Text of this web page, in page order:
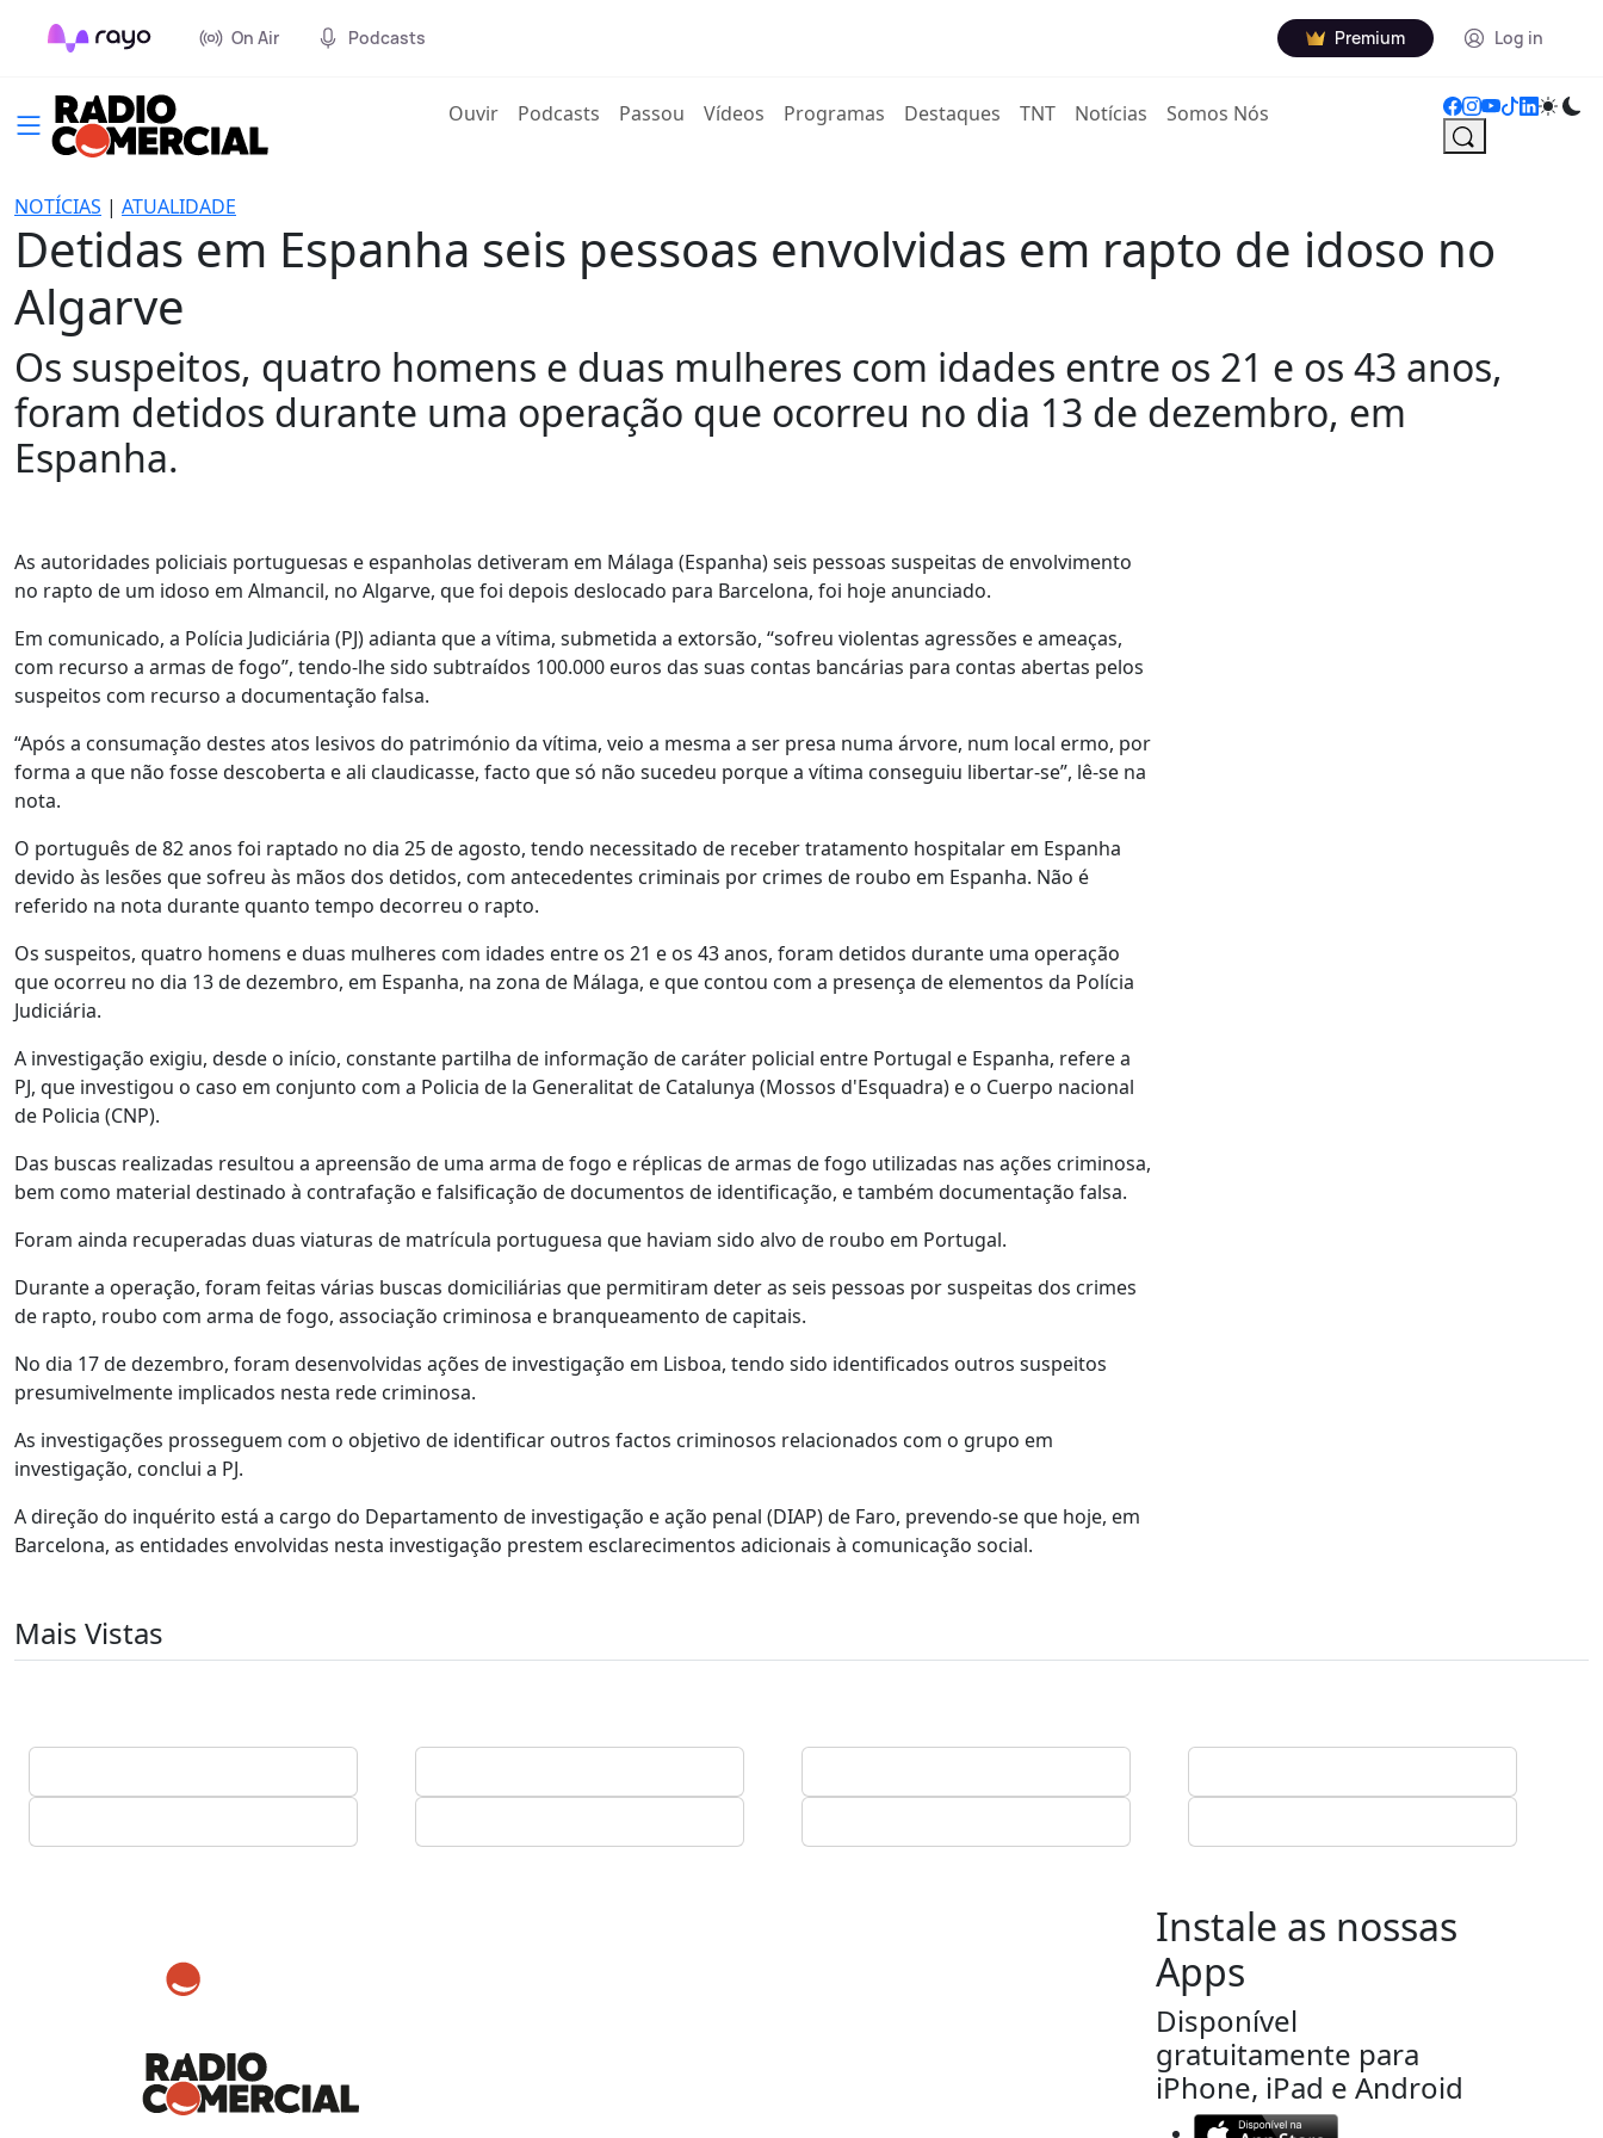
On Air Podcasts Premium Log in
Ouvir(current)
Podcasts Passou Vídeos Programas Destaques TNT Notícias Somos Nós
NOTÍCIAS | ATUALIDADE
Detidas em Espanha seis pessoas envolvidas em rapto de idoso no
Algarve
Os suspeitos, quatro homens e duas mulheres com idades entre os 21 e os 43 anos,
foram detidos durante uma operação que ocorreu no dia 13 de dezembro, em
Espanha.
As autoridades policiais portuguesas e espanholas detiveram em Málaga (Espanha) seis pessoas suspeitas de envolvimento
no rapto de um idoso em Almancil, no Algarve, que foi depois deslocado para Barcelona, foi hoje anunciado.
Em comunicado, a Polícia Judiciária (PJ) adianta que a vítima, submetida a extorsão, “sofreu violentas agressões e ameaças,
com recurso a armas de fogo”, tendo-lhe sido subtraídos 100.000 euros das suas contas bancárias para contas abertas pelos
suspeitos com recurso a documentação falsa.
“Após a consumação destes atos lesivos do património da vítima, veio a mesma a ser presa numa árvore, num local ermo, por
forma a que não fosse descoberta e ali claudicasse, facto que só não sucedeu porque a vítima conseguiu libertar-se”, lê-se na
nota.
O português de 82 anos foi raptado no dia 25 de agosto, tendo necessitado de receber tratamento hospitalar em Espanha
devido às lesões que sofreu às mãos dos detidos, com antecedentes criminais por crimes de roubo em Espanha. Não é
referido na nota durante quanto tempo decorreu o rapto.
Os suspeitos, quatro homens e duas mulheres com idades entre os 21 e os 43 anos, foram detidos durante uma operação
que ocorreu no dia 13 de dezembro, em Espanha, na zona de Málaga, e que contou com a presença de elementos da Polícia
Judiciária.
A investigação exigiu, desde o início, constante partilha de informação de caráter policial entre Portugal e Espanha, refere a
PJ, que investigou o caso em conjunto com a Policia de la Generalitat de Catalunya (Mossos d'Esquadra) e o Cuerpo nacional
de Policia (CNP).
Das buscas realizadas resultou a apreensão de uma arma de fogo e réplicas de armas de fogo utilizadas nas ações criminosa,
bem como material destinado à contrafação e falsificação de documentos de identificação, e também documentação falsa.
Foram ainda recuperadas duas viaturas de matrícula portuguesa que haviam sido alvo de roubo em Portugal.
Durante a operação, foram feitas várias buscas domiciliárias que permitiram deter as seis pessoas por suspeitas dos crimes
de rapto, roubo com arma de fogo, associação criminosa e branqueamento de capitais.
No dia 17 de dezembro, foram desenvolvidas ações de investigação em Lisboa, tendo sido identificados outros suspeitos
presumivelmente implicados nesta rede criminosa.
As investigações prosseguem com o objetivo de identificar outros factos criminosos relacionados com o grupo em
investigação, conclui a PJ.
A direção do inquérito está a cargo do Departamento de investigação e ação penal (DIAP) de Faro, prevendo-se que hoje, em
Barcelona, as entidades envolvidas nesta investigação prestem esclarecimentos adicionais à comunicação social.
Mais Vistas
Instale as nossas
Apps
Disponível
gratuitamente para
iPhone, iPad e Android